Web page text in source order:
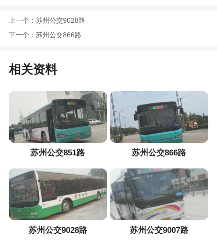
上一个： 苏州公交9028路
下一个： 苏州公交866路
相关资料
苏州公交851路 苏州公交866路
苏州公交9028路 苏州公交9007路